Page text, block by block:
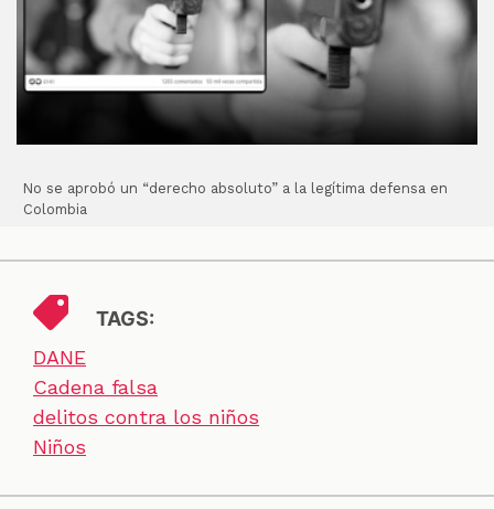
No se aprobó un “derecho absoluto” a la legítima defensa en
Colombia
TAGS:
DANE
Cadena falsa
delitos contra los niños
Niños